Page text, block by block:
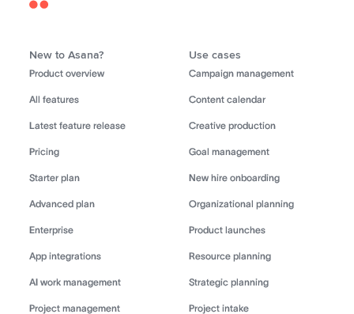
Asana
New to Asana?
Product overview
All features
Latest feature release
Pricing
Starter plan
Advanced plan
Enterprise
App integrations
AI work management
Project management
Use cases
Campaign management
Content calendar
Creative production
Goal management
New hire onboarding
Organizational planning
Product launches
Resource planning
Strategic planning
Project intake